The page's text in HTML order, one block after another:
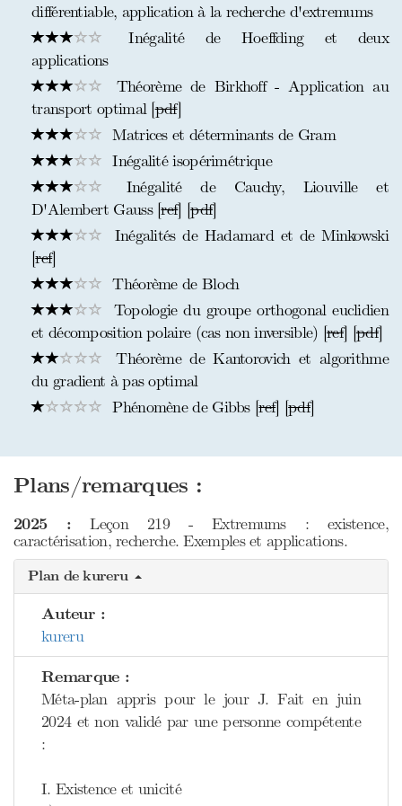
différentiable, application à la recherche d'extremums
Inégalité de Hoeffding et deux
applications
Théorème de Birkhoff - Application au
transport optimal [pdf]
Matrices et déterminants de Gram
Inégalité isopérimétrique
Inégalité de Cauchy, Liouville et
D'Alembert Gauss [ref] [pdf]
Inégalités de Hadamard et de Minkowski
[ref]
Théorème de Bloch
Topologie du groupe orthogonal euclidien
et décomposition polaire (cas non inversible) [ref] [pdf]
Théorème de Kantorovich et algorithme
du gradient à pas optimal
Phénomène de Gibbs [ref] [pdf]
Plans/remarques :
2025 : Leçon 219 - Extremums : existence,
caractérisation, recherche. Exemples et applications.
Plan de kureru
Auteur :
kureru
Remarque :
Méta-plan appris pour le jour J. Fait en juin
2024 et non validé par une personne compétente
:
I. Existence et unicité